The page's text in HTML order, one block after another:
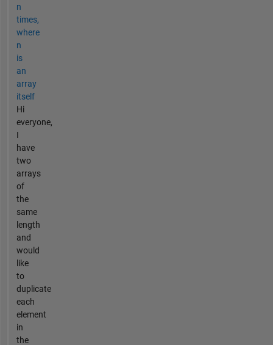
n
times,
where
n
is
an
array
itself
Hi
everyone,
I
have
two
arrays
of
the
same
length
and
would
like
to
duplicate
each
element
in
the